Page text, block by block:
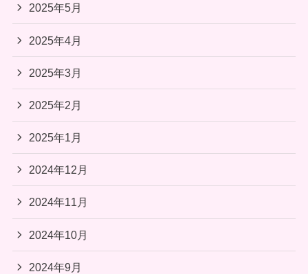
2025年5月
2025年4月
2025年3月
2025年2月
2025年1月
2024年12月
2024年11月
2024年10月
2024年9月